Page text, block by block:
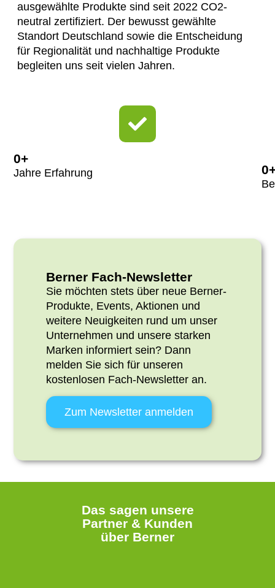
ausgewählte Produkte sind seit 2022 CO2-
neutral zertifiziert. Der bewusst gewählte
Standort Deutschland sowie die Entscheidung
für Regionalität und nachhaltige Produkte
begleiten uns seit vielen Jahren.
Jahre Erfahrung
0+
0
Berner Fach-Newsletter
Sie möchten stets über neue Berner-
Produkte, Events, Aktionen und
weitere Neuigkeiten rund um unser
Unternehmen und unsere starken
Marken informiert sein? Dann
melden Sie sich für unseren
kostenlosen Fach-Newsletter an.
Zum Newsletter anmelden
Das sagen unsere
Partner & Kunden
über Berner